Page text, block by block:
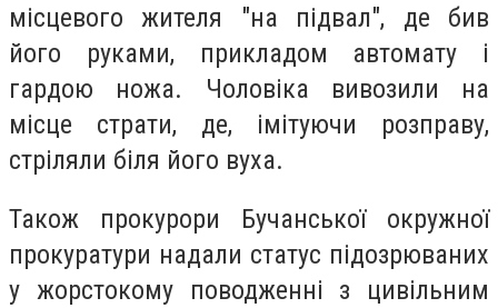
місцевого жителя "на підвал", де бив
його руками, прикладом автомату і
гардою ножа. Чоловіка вивозили на
місце страти, де, імітуючи розправу,
стріляли біля його вуха.
Також прокурори Бучанської окружної
прокуратури надали статус підозрюваних
у жорстокому поводженні з цивільним